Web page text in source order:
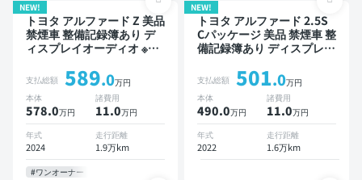
NEW!
トヨタ アルファード Z 美品
禁煙車 整備記録簿あり デ
ィスプレイオーディオ ※ナ
ドスポットモニター デジタ
ルインナーミラー オートク
ルーズ 3列シート スマート
キー ETC 電動バックドア
バックモニター 全方位カメ
ラ ドライブレコーダー 衝
突軽減 両側電動スライドド
ア 7人乗り
支払総額 589.0万円
本体
578.0万円
諸費用
11.0万円
年式
2024
走行距離
1.9万km
#ワンオーナー
NEW!
トヨタ アルファード 2.5S
Cパッケージ 美品 禁煙車 整
備記録簿あり ディスプレイ
り TV 後席モニター ブライ
ンドスポットモニター デジ
タルインナーミラー オート
クルーズ 3列シート スマー
トキー ETC 電動バックド
ア バックモニター 全方位
カメラ ドライブレコーダー
支払総額 501.0万円
本体
490.0万円
諸費用
11.0万円
年式
2022
走行距離
1.6万km